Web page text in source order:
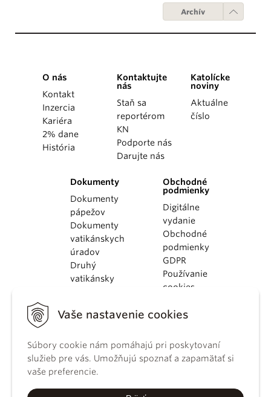
Vaše nastavenie cookies
Súbory cookie nám pomáhajú pri poskytovaní
služieb pre vás. Umožňujú spoznať a zapamätať si
vaše preferencie.
Archív
O nás
Kontakt
Inzercia
Kariéra
2% dane
História
Kontaktujte
nás
Staň sa
reportérom
KN
Podporte nás
Darujte nás
Katolícke
noviny
Aktuálne
číslo
Dokumenty
Dokumenty
pápežov
Dokumenty
vatikánskych
úradov
Druhý
vatikánsky
KBS
kánonického
práva
Katechizmus
Obchodné
podmienky
Digitálne
vydanie
Obchodné
podmienky
GDPR
Používanie
cookies